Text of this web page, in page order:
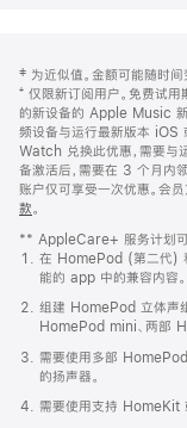
页
页
脚
注
‡ 为近似值。金额可能随时间
⁺ 仅限新订阅用户。免费试
的新设备的 Apple Music 新
频设备与运行最新版本
Watch 兑换此优惠，需要与
备激活后，需要在 3 个月内
账户仅可享受一次优惠。会
款。
窗
口
中
打
开)
** AppleCare+ 服务计划可
在 HomePod (第二代)
能的 app 中的兼容内容
组建 HomePod 立体声
HomePod mini、两部
需要使用多部
的扬声器。
需要使用支持 HomeKit